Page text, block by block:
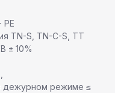
PE
TN-S, TN-C-S, TT
± 10%
дежурном режиме ≤